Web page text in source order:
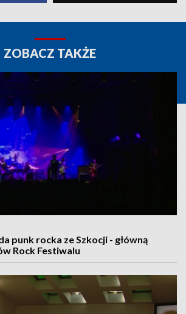
ZOBACZ TAKŻE
punk rocka ze Szkocji - główną
Rock Festiwalu